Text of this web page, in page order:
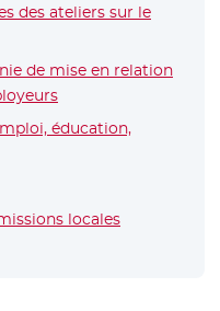
des ateliers sur le
Nouvelle fenêtre
de mise en relation
- Nouvelle fenêtre
éducation,
fenêtre
locales